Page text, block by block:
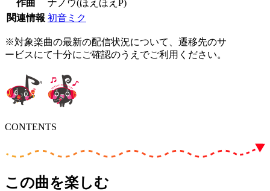
作曲
ナノウ(ほえほえP)
関連情報 初音ミク
※対象楽曲の最新の配信状況について、遷移先のサ
ービスにて十分にご確認のうえでご利用ください。
CONTENTS
この曲を楽しむ